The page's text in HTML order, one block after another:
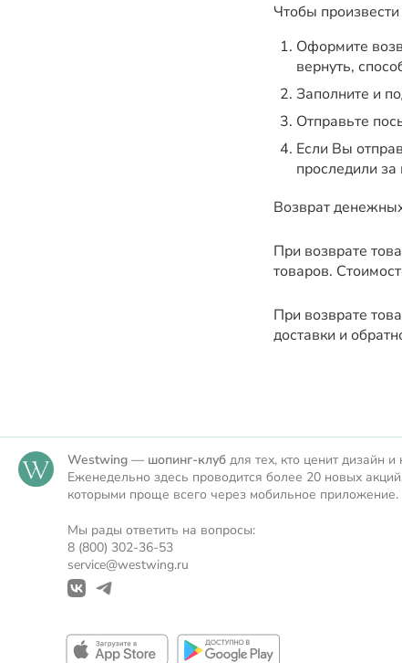
Чтобы
Оформите
вернуть,
Заполните и
Отправьте
Если Вы
проследили
Возврат
При возврате
товаров.
При возврате
доставки и
Westwing — шопинг-клуб для тех, кто ценит дизайн и
Еженедельно здесь проводится более 20 новых
которыми проще всего через мобильное приложение.
Мы рады ответить на вопросы:
8 (800) 302-36-53
service@westwing.ru